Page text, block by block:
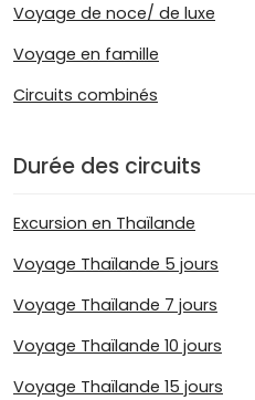
Voyage de noce/ de luxe
Voyage en famille
Circuits combinés
Durée des circuits
Excursion en Thaïlande
Voyage Thaïlande 5 jours
Voyage Thaïlande 7 jours
Voyage Thaïlande 10 jours
Voyage Thaïlande 15 jours